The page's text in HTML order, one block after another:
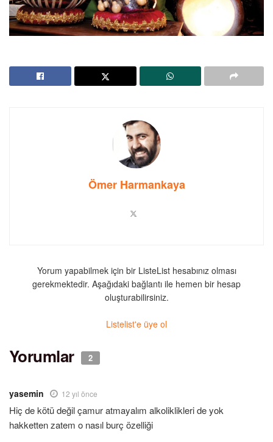
Ömer Harmankaya
Yorum yapabilmek için bir ListeList hesabınız olması
gerekmektedir. Aşağıdaki bağlantı ile hemen bir hesap
oluşturabilirsiniz.
Listelist'e üye ol
Yorumlar 2
yasemin 12 yıl önce
Hiç de kötü değil çamur atmayalım alkoliklikleri de yok
hakketten zatem o nasıl burç özelliği